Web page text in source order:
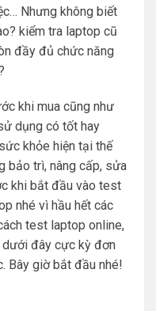
Nhưng không biết
kiểm tra laptop cũ
đầy đủ chức năng
khi mua cũng như
dụng có tốt hay
khỏe hiện tại thế
bảo trì, nâng cấp, sửa
khi bắt đầu vào test
nhé vì hầu hết các
test laptop online,
đây cực kỳ đơn
Bây giờ bắt đầu nhé!